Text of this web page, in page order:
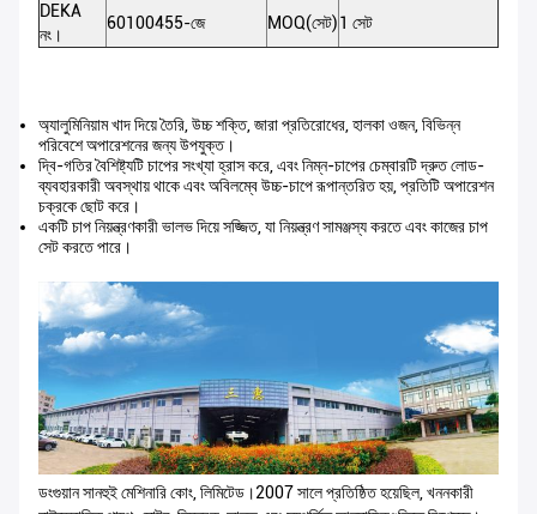
DEKA
নং।
60100455-জে MOQ(সেট)1 সেট
অ্যালুমিনিয়াম খাদ দিয়ে তৈরি, উচ্চ শক্তি, জারা প্রতিরোধের, হালকা ওজন, বিভিন্ন
পরিবেশে অপারেশনের জন্য উপযুক্ত।
দ্বি-গতির বৈশিষ্ট্যটি চাপের সংখ্যা হ্রাস করে, এবং নিম্ন-চাপের চেম্বারটি দ্রুত লোড-
ব্যবহারকারী অবস্থায় থাকে এবং অবিলম্বে উচ্চ-চাপে রূপান্তরিত হয়, প্রতিটি অপারেশন
চক্রকে ছোট করে।
একটি চাপ নিয়ন্ত্রণকারী ভালভ দিয়ে সজ্জিত, যা নিয়ন্ত্রণ সামঞ্জস্য করতে এবং কাজের চাপ
সেট করতে পারে।
ডংগুয়ান সানহুই মেশিনারি কোং, লিমিটেড।2007 সালে প্রতিষ্ঠিত হয়েছিল, খননকারী